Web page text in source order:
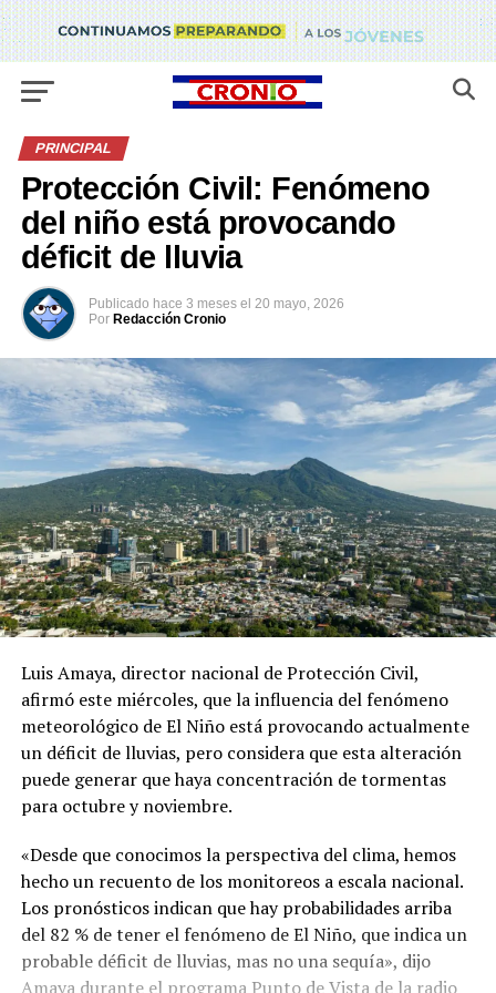
PRINCIPAL
Protección Civil: Fenómeno
del niño está provocando
déficit de lluvia
Publicado hace 3 meses el 20 mayo, 2026
Por Redacción Cronio
Luis Amaya, director nacional de Protección Civil,
afirmó este miércoles, que la influencia del fenómeno
meteorológico de El Niño está provocando actualmente
un déficit de lluvias, pero considera que esta alteración
puede generar que haya concentración de tormentas
para octubre y noviembre.
«Desde que conocimos la perspectiva del clima, hemos
hecho un recuento de los monitoreos a escala nacional.
Los pronósticos indican que hay probabilidades arriba
del 82 % de tener el fenómeno de El Niño, que indica un
probable déficit de lluvias, mas no una sequía», dijo
Amaya durante el programa Punto de Vista de la radio